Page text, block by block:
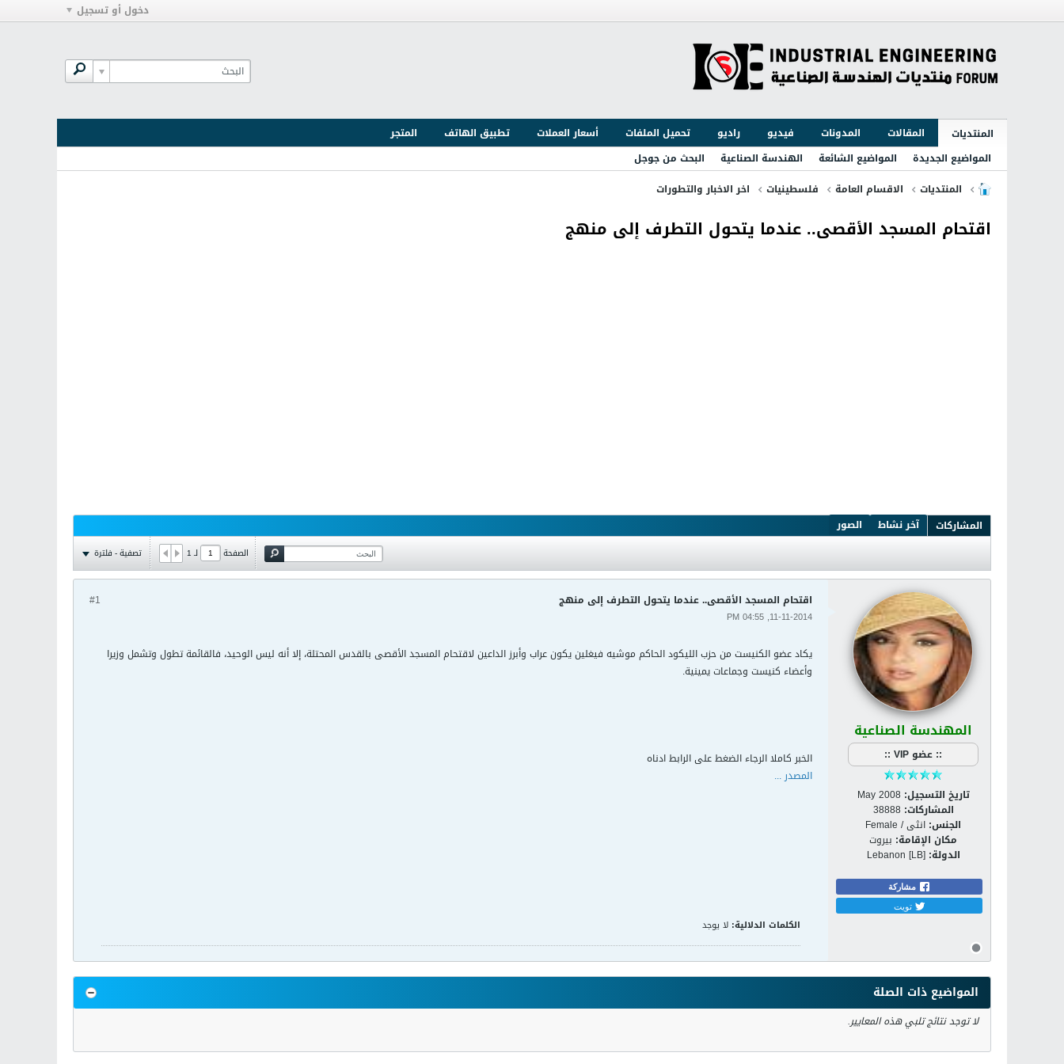
دخول أو تسجيل
المنتديات المقالات المدونات فيديو راديو تحميل الملفات أسعار العملات تطبيق الهاتف
المتجر
المواضيع الجديدة
المواضيع الشائعة الهندسة الصناعية
البحث من جوجل
المنتديات
الاقسام العامة فلسطينيات اخر الاخبار والتطورات
اقتحام المسجد الأقصى.. عندما يتحول التطرف إلى منهج
المشاركات آخر نشاط الصور
الصفحة لـ1 تصفية - فلترة
المهندسة الصناعية
:: عضو VIP ::
تاريخ التسجيل: May 2008
المشاركات: 38888
الجنس: انثى / Female
مكان الإقامة: بيروت
الدولة: Lebanon [LB]
مشاركة
تويت
#1 اقتحام المسجد الأقصى.. عندما يتحول التطرف إلى منهج
11-11-2014, 04:55 PM
يكاد عضو الكنيست من حزب الليكود الحاكم موشيه فيغلين يكون عراب وأبرز الداعين لاقتحام المسجد الأقصى بالقدس المحتلة، إلا أنه ليس الوحيد، فالقائمة تطول وتشمل وزيرا
وأعضاء كنيست وجماعات يمينية.
الخبر كاملا الرجاء الضغط على الرابط ادناه
المصدر ...
الكلمات الدلالية: لا يوجد
المواضيع ذات الصلة
لا توجد نتائج تلبي هذه المعايير.